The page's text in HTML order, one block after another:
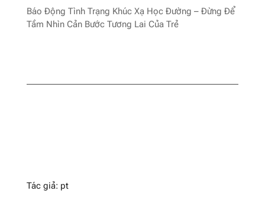
Báo Động Tình Trạng Khúc Xạ Học Đường – Đừng Để
Tầm Nhìn Cản Bước Tương Lai Của Trẻ
Tác giả: pt